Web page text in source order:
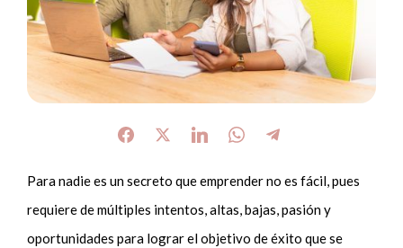
Para nadie es un secreto que emprender no es fácil, pues
requiere de múltiples intentos, altas, bajas, pasión y
oportunidades para lograr el objetivo de éxito que se